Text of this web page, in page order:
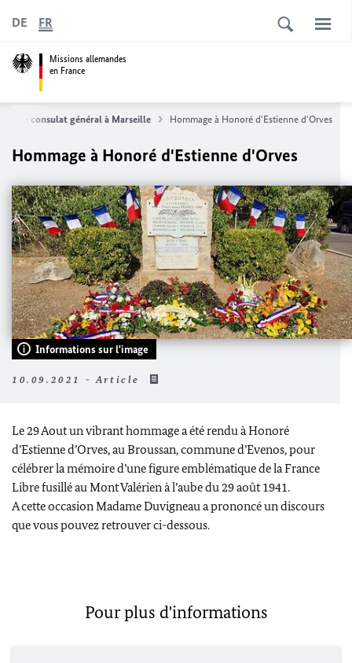
Missions allemandes
en France
DE FR
Le consulat général à Marseille Hommage à Honoré d'Estienne d'Orves
Hommage à Honoré d'Estienne d'Orves
Informations sur l'image
10.09.2021 - Article
Le 29 Aout un vibrant hommage a été rendu à Honoré
d’Estienne d’Orves, au Broussan, commune d’Evenos, pour
célébrer la mémoire d’une figure emblématique de la France
Libre fusillé au Mont Valérien à l’aube du 29 août 1941.
A cette occasion Madame Duvigneau a prononcé un discours
que vous pouvez retrouver ci-dessous.
Pour plus d'informations